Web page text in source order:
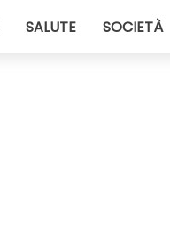
SALUTE SOCIETÀ